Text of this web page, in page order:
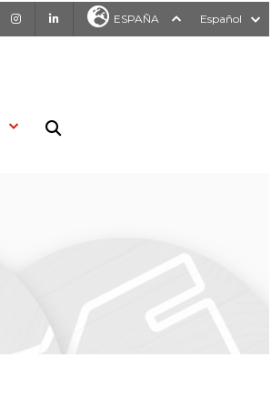
InstagramLinkedIn ESPAÑA Español